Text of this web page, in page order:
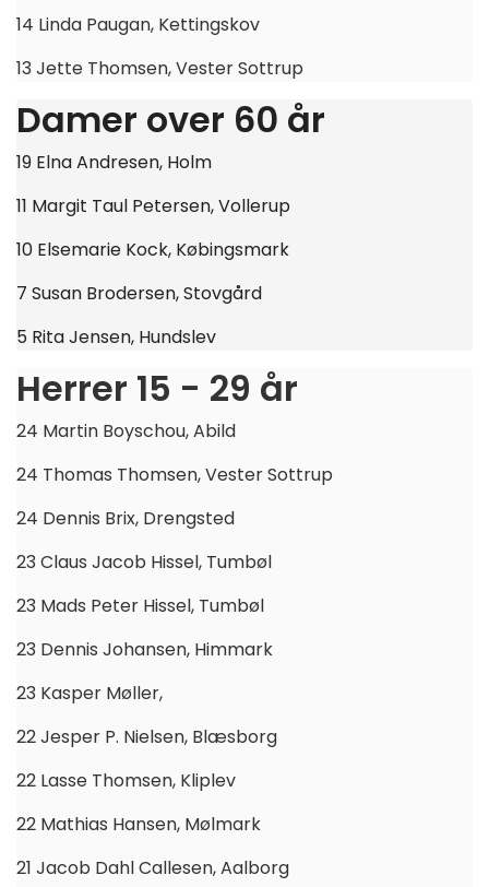
14 Linda Paugan, Kettingskov
13 Jette Thomsen, Vester Sottrup
Damer over 60 år
19 Elna Andresen, Holm
11 Margit Taul Petersen, Vollerup
10 Elsemarie Kock, Købingsmark
7 Susan Brodersen, Stovgård
5 Rita Jensen, Hundslev
Herrer 15 - 29 år
24 Martin Boyschou, Abild
24 Thomas Thomsen, Vester Sottrup
24 Dennis Brix, Drengsted
23 Claus Jacob Hissel, Tumbøl
23 Mads Peter Hissel, Tumbøl
23 Dennis Johansen, Himmark
23 Kasper Møller,
22 Jesper P. Nielsen, Blæsborg
22 Lasse Thomsen, Kliplev
22 Mathias Hansen, Mølmark
21 Jacob Dahl Callesen, Aalborg